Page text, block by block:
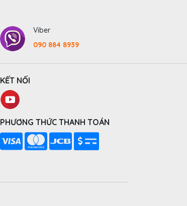
Viber
090 884 8939
KẾT NỐI
PHƯƠNG THỨC THANH TOÁN